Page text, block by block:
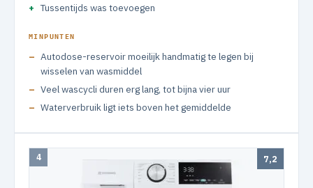
Tussentijds was toevoegen
MINPUNTEN
Autodose-reservoir moeilijk handmatig te legen bij
wisselen van wasmiddel
Veel wascycli duren erg lang, tot bijna vier uur
Waterverbruik ligt iets boven het gemiddelde
4 7,2